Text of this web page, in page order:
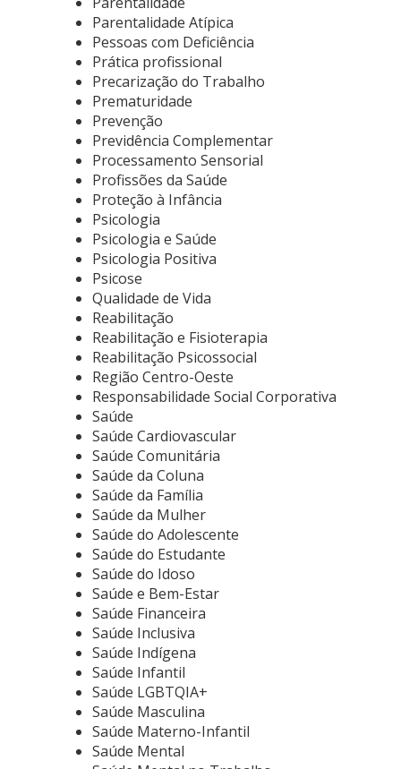
Parentalidade Atípica
Pessoas com Deficiência
Prática profissional
Precarização do Trabalho
Prematuridade
Prevenção
Previdência Complementar
Processamento Sensorial
Profissões da Saúde
Proteção à Infância
Psicologia
Psicologia e Saúde
Psicologia Positiva
Psicose
Qualidade de Vida
Reabilitação
Reabilitação e Fisioterapia
Reabilitação Psicossocial
Região Centro-Oeste
Responsabilidade Social Corporativa
Saúde
Saúde Cardiovascular
Saúde Comunitária
Saúde da Coluna
Saúde da Família
Saúde da Mulher
Saúde do Adolescente
Saúde do Estudante
Saúde do Idoso
Saúde e Bem-Estar
Saúde Financeira
Saúde Inclusiva
Saúde Indígena
Saúde Infantil
Saúde LGBTQIA+
Saúde Masculina
Saúde Materno-Infantil
Saúde Mental